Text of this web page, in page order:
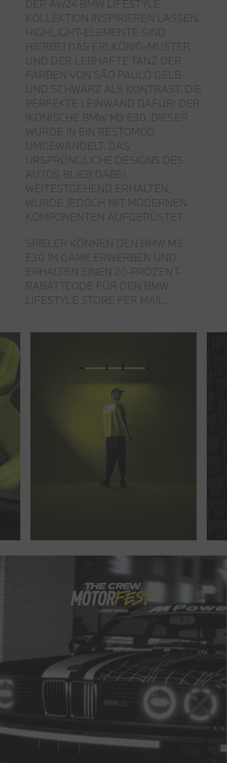
DER AW24 BMW LIFESTYLE-
KOLLEKTION INSPIRIEREN LASSEN.
HIGHLIGHT-ELEMENTE SIND
HIERBEI DAS ERLKÖNIG-MUSTER
UND DER LEBHAFTE TANZ DER
FARBEN VON SÃO PAULO GELB
UND SCHWARZ ALS KONTRAST. DIE
PERFEKTE LEINWAND DAFÜR: DER
IKONISCHE BMW M3 E30. DIESER
WURDE IN EIN RESTOMOD
UMGEWANDELT. DAS
URSPRÜNGLICHE DESIGNS DES
AUTOS BLIEB DABEI
WEITESTGEHEND ERHALTEN,
WURDE JEDOCH MIT MODERNEN
KOMPONENTEN AUFGERÜSTET.
SPIELER KÖNNEN DEN BMW M3
E30 IM GAME ERWERBEN UND
ERHALTEN EINEN 20-PROZENT-
RABATTCODE FÜR DEN BMW
LIFESTYLE STORE PER MAIL.